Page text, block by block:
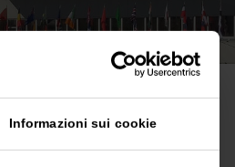
Informazioni sui cookie